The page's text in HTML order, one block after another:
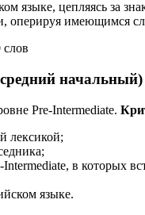
языке, цепляясь за
оперируя имеющимся
слов
начальный)
Pre-Intermediate.
лексикой;
в которых
языке.